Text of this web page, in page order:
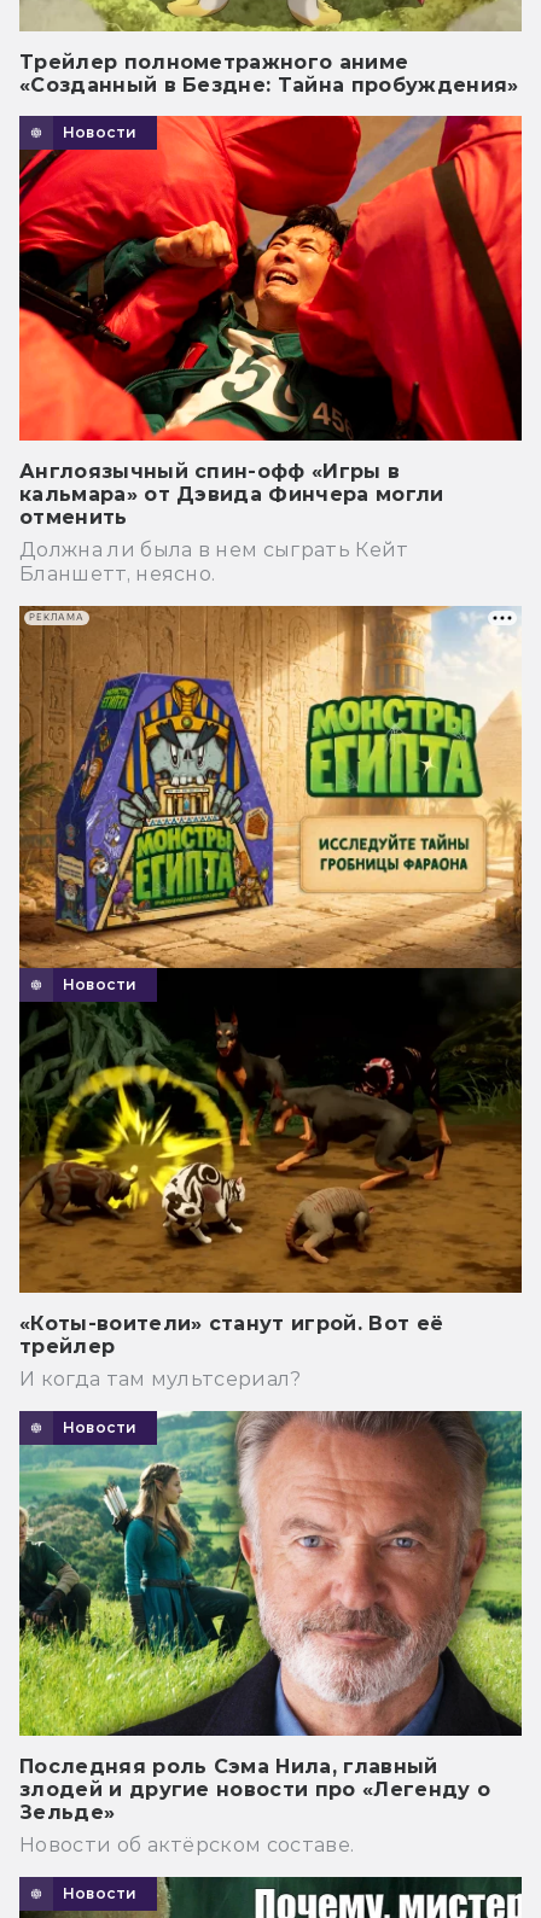
Трейлер полнометражного аниме
«Созданный в Бездне: Тайна пробуждения»
Новости
Англоязычный спин-офф «Игры в
кальмара» от Дэвида Финчера могли
отменить
Должна ли была в нем сыграть Кейт
Бланшетт, неясно.
Новости
«Коты-воители» станут игрой. Вот её
трейлер
И когда там мультсериал?
Новости
Последняя роль Сэма Нила, главный
злодей и другие новости про «Легенду о
Зельде»
Новости об актёрском составе.
Новости
РЕКЛАМА